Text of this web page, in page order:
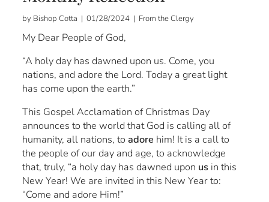
by Bishop Cotta | 01/28/2024 | From the Clergy
My Dear People of God,
“A holy day has dawned upon us. Come, you
nations, and adore the Lord. Today a great light
has come upon the earth.”
This Gospel Acclamation of Christmas Day
announces to the world that God is calling all of
humanity, all nations, toadore him! It is a call to
the people of our day and age, to acknowledge
that, truly, “a holy day has dawned upon us in this
New Year! We are invited in this New Year to:
“Come and adore Him!”